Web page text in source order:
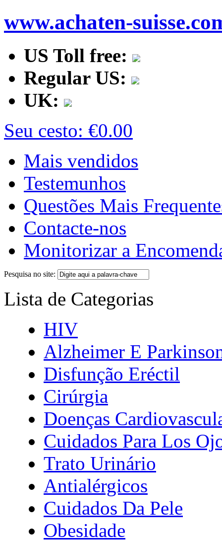
www.achaten-
US Toll free:
Regular US:
UK:
Seu cesto: €0.00
Mais vendidos
Testemunhos
Questões Mais
Contacte-nos
Monitorizar a
Pesquisa no site:
Lista de Categorias
HIV
Alzheimer E
Disfunção Eréctil
Cirúrgia
Doenças
Cuidados Para Los
Trato Urinário
Antialérgicos
Cuidados Da Pele
Obesidade